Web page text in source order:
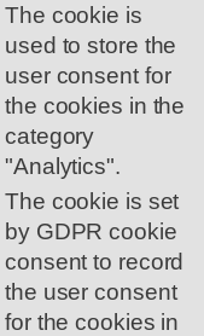
The cookie is
used to store the
user consent for
the cookies in the
category
"Analytics".
The cookie is set
by GDPR cookie
consent to record
the user consent
for the cookies in